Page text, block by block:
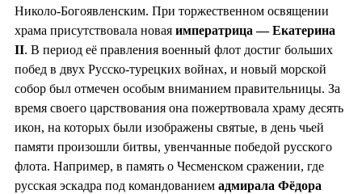
Николо-Богоявленским. При торжественном освящении
храма присутствовала новая императрица — Екатерина
II. В период её правления военный флот достиг больших
побед в двух Русско-турецких войнах, и новый морской
собор был отмечен особым вниманием правительницы. За
время своего царствования она пожертвовала храму десять
икон, на которых были изображены святые, в день чьей
памяти произошли битвы, увенчанные победой русского
флота. Например, в память о Чесменском сражении, где
русская эскадра под командованием адмирала Фёдора